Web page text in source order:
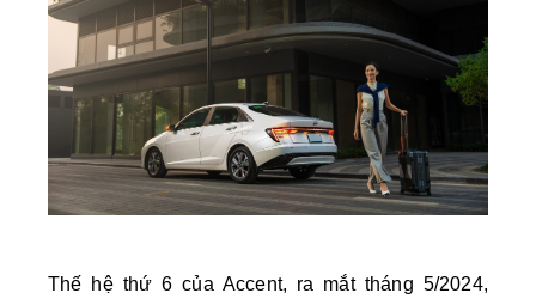
Thế hệ thứ 6 của Accent, ra mắt tháng 5/2024,